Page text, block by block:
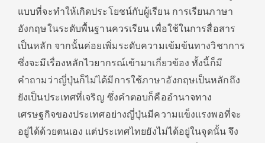
แบบที่จะทำให้เกิดประโยชน์กับผู้เรียน การเรียนภาษา
อังกฤษในระดับพื้นฐานควรเรียน เพื่อใช้ในการสื่อสาร
เป็นหลัก จากนั้นค่อยเพิ่มระดับความเข้มข้นทางวิชาการ
ซึ่งจะมีเรื่องหลักไวยากรณ์เข้ามาเกี่ยวข้อง ทั้งนี้ก็มี
คำถามว่าญี่ปุ่นก็ไม่ได้มีการใช้ภาษาอังกฤษเป็นหลักถึง
ยังเป็นประเทศที่เจริญ ซึ่งคำตอบก็คืออำนาจทาง
เศรษฐกิจของประเทศอย่างญี่ปุ่นมีความแข็งแรงพอที่จะ
อยู่ได้ด้วยตนเอง แต่ประเทศไทยยังไม่ได้อยู่ในจุดนั้น จึง